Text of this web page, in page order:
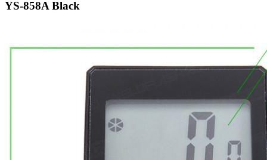
YS-858A Black